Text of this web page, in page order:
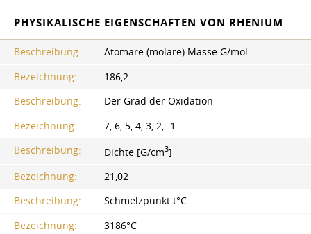
PHYSIKALISCHE EIGENSCHAFTEN VON RHENIUM
Beschreibung:
Atomare (molare) Masse G/mol
Bezeichnung:
186,2
Beschreibung:
Der Grad der Oxidation
Bezeichnung:
7, 6, 5, 4, 3, 2, -1
Beschreibung:
Dichte [G/cm3]
Bezeichnung:
21,02
Beschreibung:
Schmelzpunkt t°C
Bezeichnung:
3186°C